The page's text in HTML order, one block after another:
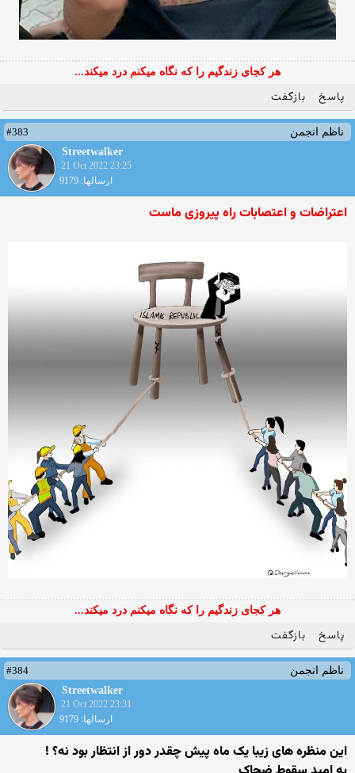
هر کجای زندگیم را که نگاه میکنم درد میکند...
پاسخ بازگفت
ناظم انجمن
#383
Streetwalker
21 Oct 2022 23:25
ارسالها: 9179
اعتراضات و اعتصابات راه پیروزی ماست
هر کجای زندگیم را که نگاه میکنم درد میکند...
پاسخ بازگفت
ناظم انجمن
#384
Streetwalker
21 Oct 2022 23:31
ارسالها: 9179
این منظره های زیبا یک ماه پیش چقدر دور از انتظار بود نه؟ !